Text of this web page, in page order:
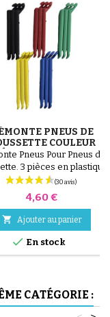
PNEUS DE
COULEUR
1 LOT DE 3
PIÈCES
Pneus Pour Pneus de
3 pièces en plastique
haute qualité, couleur
noir, rouge, vert,
et bleu ou 3 pièces en
( gris ) Le montage du
à la main, cela évite
la chambre à air.
Prix
4,60 €
 Ajouter au panier
 En stock
CATÉGORIE :